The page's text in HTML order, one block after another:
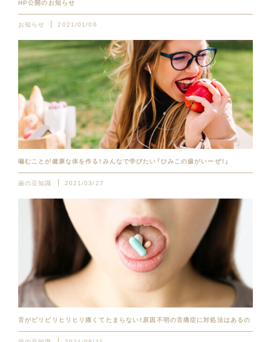
HP公開のお知らせ
お知らせ 2021/01/06
噛むことが健康な体を作る！みんなで学びたい「ひみこの歯がいーぜ！」
歯の豆知識 2021/03/27
舌がピリピリヒリヒリ痛くてたまらない！原因不明の舌痛症に対処法はあるの